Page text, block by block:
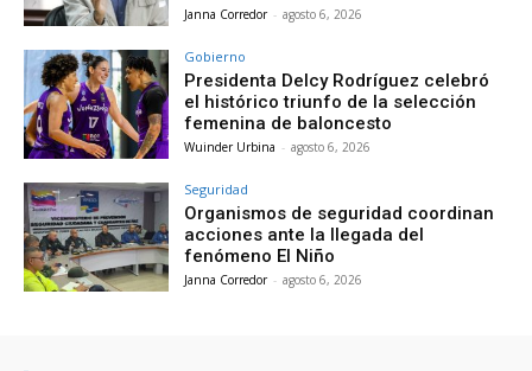
Janna Corredor - agosto 6, 2026
Gobierno
Presidenta Delcy Rodríguez celebró
el histórico triunfo de la selección
femenina de baloncesto
Wuinder Urbina - agosto 6, 2026
Seguridad
Organismos de seguridad coordinan
acciones ante la llegada del
fenómeno El Niño
Janna Corredor - agosto 6, 2026